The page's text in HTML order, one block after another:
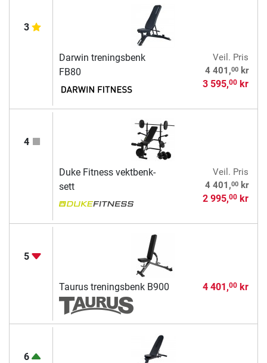
3
Darwin treningsbenk
FB80
Veil. Pris
4 401,00kr
3 595,00kr
4
Duke Fitness vektbenk-
sett
Veil. Pris
4 401,00kr
2 995,00kr
5
Taurus treningsbenk B900 4 401,00kr
6